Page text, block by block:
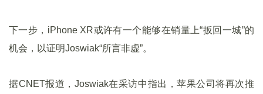
下一步，iPhone XR或许有一个能够在销量上“扳回一城”的
机会，以证明Joswiak“所言非虚”。
据CNET报道，Joswiak在采访中指出，苹果公司将再次推